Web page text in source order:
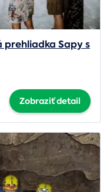
prehliadka Sapy s
Zobraziť detail